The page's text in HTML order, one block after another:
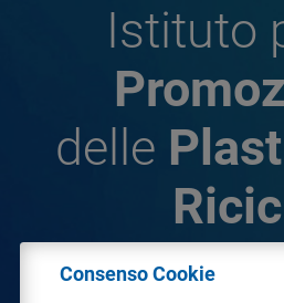
Istituto
delle
Consenso Cookie